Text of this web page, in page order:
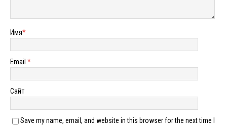
Имя*
Email *
Сайт
Save my name, email, and website in this browser for the next time I